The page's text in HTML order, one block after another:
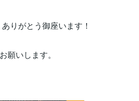
りがとう御座います！
願いします。